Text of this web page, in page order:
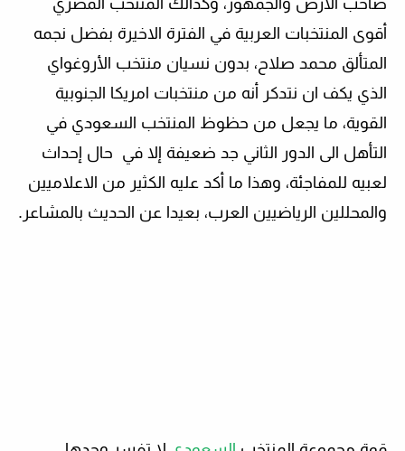
صاحب الارض والجمهور، وكذالك المنتخب المصري
أقوى المنتخبات العربية في الفترة الاخيرة بفضل نجمه
المتألق محمد صلاح، بدون نسيان منتخب الأروغواي
الذي يكف ان نتدكر أنه من منتخبات امريكا الجنوبية
القوية، ما يجعل من حظوظ المنتخب السعودي في
التأهل الى الدور الثاني جد ضعيفة إلا في حال إحداث
لعبيه للمفاجئة، وهذا ما أكد عليه الكثير من الاعلاميين
والمحللين الرياضيين العرب، بعيدا عن الحديث بالمشاعر.